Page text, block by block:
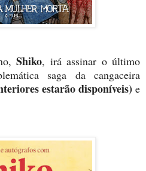
Shiko, irá assinar o último
saga da cangaceira
estarão disponíveis) e